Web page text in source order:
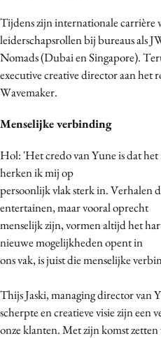
Customer Experience
Data & Insights
Design
Digital transformation
Diversiteit
Gedragsverandering
Influencer marketing
Interne communicatie
Martech
Media
Merkstrategie
Programmatic
Purpose Marketing
Tijdens zijn internationale carrière
leiderschapsrollen bij bureaus als
Nomads (Dubai en Singapore).
executive creative director aan het
Wavemaker.
Menselijke verbinding
Hol: 'Het credo van Yune is dat
herken ik mij op
persoonlijk vlak sterk in. Verhalen
entertainen, maar vooral oprecht
menselijk zijn, vormen altijd het
nieuwe mogelijkheden opent in
ons vak, is juist die menselijke
Thijs Jaski, managing director van
scherpte en creatieve visie zijn een
onze klanten. Met zijn komst